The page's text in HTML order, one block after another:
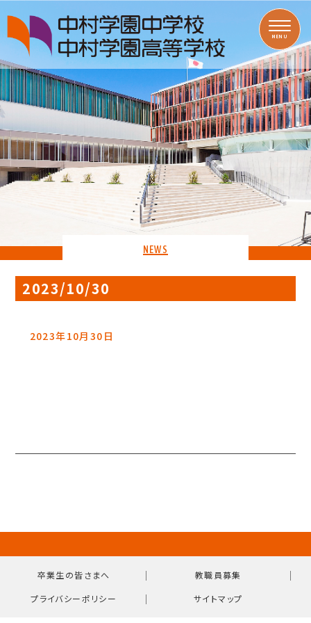
MENU
NEWS
2023/10/30
2023年10月30日
卒業生の皆さまへ ｜ 教職員募集 ｜
プライバシーポリシー ｜ サイトマップ